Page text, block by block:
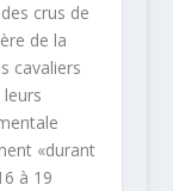
crus de
de la
cavaliers
«durant
à 19